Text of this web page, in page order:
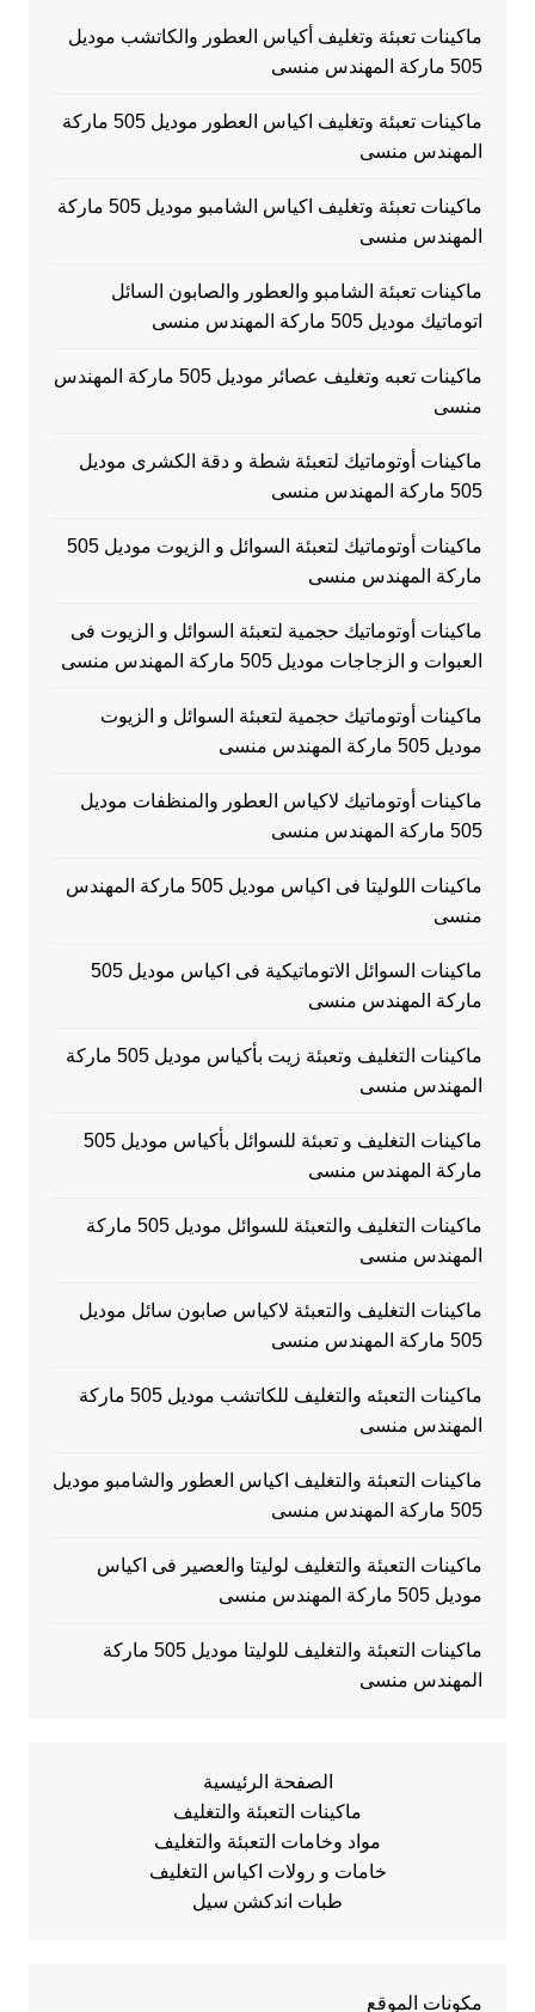
ماكينات تعبئة وتغليف أكياس العطور والكاتشب موديل
505 ماركة المهندس منسى
ماكينات تعبئة وتغليف اكياس العطور موديل 505 ماركة
المهندس منسى
ماكينات تعبئة وتغليف اكياس الشامبو موديل 505 ماركة
المهندس منسى
ماكينات تعبئة الشامبو والعطور والصابون السائل
اتوماتيك موديل 505 ماركة المهندس منسى
ماكينات تعبه وتغليف عصائر موديل 505 ماركة المهندس
منسى
ماكينات أوتوماتيك لتعبئة شطة و دقة الكشرى موديل
505 ماركة المهندس منسى
ماكينات أوتوماتيك لتعبئة السوائل و الزيوت موديل 505
ماركة المهندس منسى
ماكينات أوتوماتيك حجمية لتعبئة السوائل و الزيوت فى
العبوات و الزجاجات موديل 505 ماركة المهندس منسى
ماكينات أوتوماتيك حجمية لتعبئة السوائل و الزيوت
موديل 505 ماركة المهندس منسى
ماكينات أوتوماتيك لاكياس العطور والمنظفات موديل
505 ماركة المهندس منسى
ماكينات اللوليتا فى اكياس موديل 505 ماركة المهندس
منسى
ماكينات السوائل الاتوماتيكية فى اكياس موديل 505
ماركة المهندس منسى
ماكينات التغليف وتعبئة زيت بأكياس موديل 505 ماركة
المهندس منسى
ماكينات التغليف و تعبئة للسوائل بأكياس موديل 505
ماركة المهندس منسى
ماكينات التغليف والتعبئة للسوائل موديل 505 ماركة
المهندس منسى
ماكينات التغليف والتعبئة لاكياس صابون سائل موديل
505 ماركة المهندس منسى
ماكينات التعبئه والتغليف للكاتشب موديل 505 ماركة
المهندس منسى
ماكينات التعبئة والتغليف اكياس العطور والشامبو موديل
505 ماركة المهندس منسى
ماكينات التعبئة والتغليف لوليتا والعصير فى اكياس
موديل 505 ماركة المهندس منسى
ماكينات التعبئة والتغليف للوليتا موديل 505 ماركة
المهندس منسى
الصفحة الرئيسية
ماكينات التعبئة والتغليف
مواد وخامات التعبئة والتغليف
خامات و رولات اكياس التغليف
طبات اندكشن سيل
مكونات الموقع